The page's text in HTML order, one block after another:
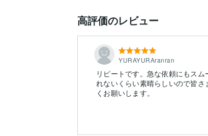
高評価のレビュー
YURAYURAranran
リピートです。急な依頼にもス
れないくらい素晴らしいので皆
くお願いします。